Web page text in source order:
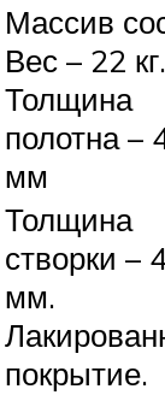
Массив
Вес – 22 кг.
Толщина
полотна –
мм
Толщина
створки –
мм.
покрытие.